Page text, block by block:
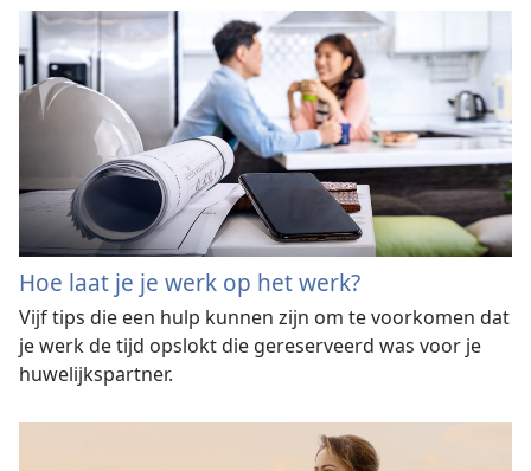
Hoe laat je je werk op het werk?
Vijf tips die een hulp kunnen zijn om te voorkomen dat
je werk de tijd opslokt die gereserveerd was voor je
huwelijkspartner.